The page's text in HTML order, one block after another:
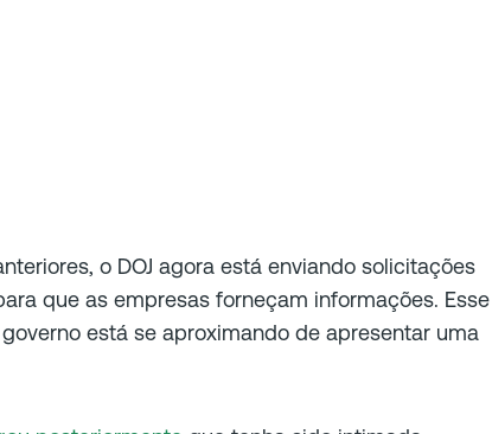
o DOJ agora está enviando solicitações
que as empresas forneçam informações. Esse
está se aproximando de apresentar uma